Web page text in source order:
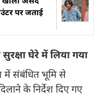
पर जताई
घेरे में लिया गया
में संबंधित भूमि से
के निर्देश दिए गए